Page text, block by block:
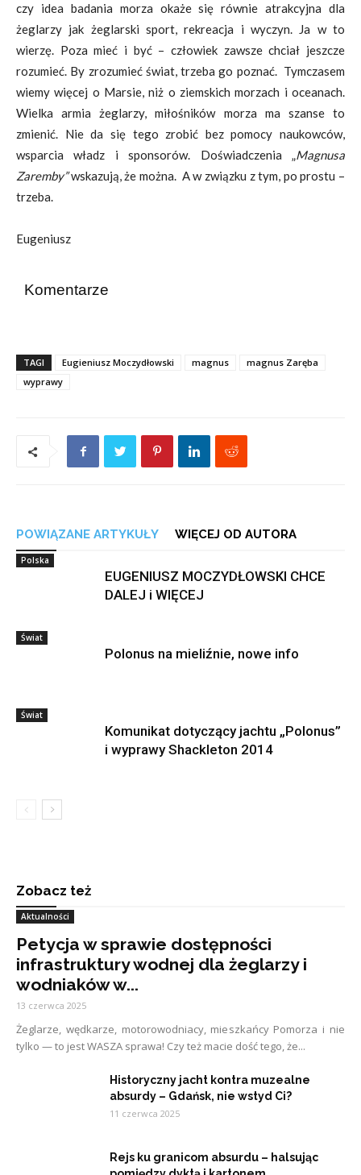
czy idea badania morza okaże się równie atrakcyjna dla
żeglarzy jak żeglarski sport, rekreacja i wyczyn. Ja w to
wierzę. Poza mieć i być – człowiek zawsze chciał jeszcze
rozumieć. By zrozumieć świat, trzeba go poznać. Tymczasem
wiemy więcej o Marsie, niż o ziemskich morzach i oceanach.
Wielka armia żeglarzy, miłośników morza ma szanse to
zmienić. Nie da się tego zrobić bez pomocy naukowców,
wsparcia władz i sponsorów. Doświadczenia „Magnusa
Zaremby”wskazują, że można. A w związku z tym, po prostu –
trzeba.
Eugeniusz
Komentarze
TAGI Eugieniusz Moczydłowski magnus
magnus Zaręba
wyprawy
POWIĄZANE ARTYKUŁY WIĘCEJ OD AUTORA
Polska
EUGENIUSZ MOCZYDŁOWSKI CHCE
DALEJ i WIĘCEJ
Świat
Polonus na mieliźnie, nowe info
Świat
Komunikat dotyczący jachtu „Polonus”
i wyprawy Shackleton 2014
Zobacz też
Aktualności
Petycja w sprawie dostępności
infrastruktury wodnej dla żeglarzy i
wodniaków w...
13 czerwca 2025
Żeglarze, wędkarze, motorowodniacy, mieszkańcy Pomorza i nie
tylko — to jest WASZA sprawa! Czy też macie dość tego, że...
Historyczny jacht kontra muzealne
absurdy – Gdańsk, nie wstyd Ci?
11 czerwca 2025
Rejs ku granicom absurdu – halsując